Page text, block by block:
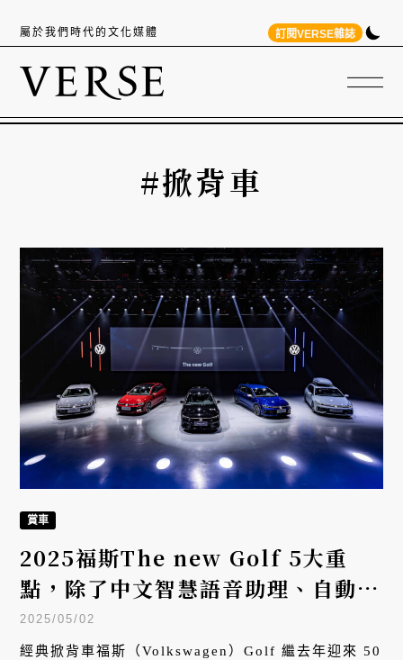
屬於我們時代的文化媒體 訂閱VERSE雜誌
#掀背車
賞車
2025福斯The new Golf 5大重
點，除了中文智慧語音助理、自動停
車輔助還有哪些？
2025/05/02
經典掀背車福斯（Volkswagen）Golf 繼去年迎來 50